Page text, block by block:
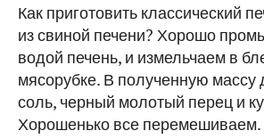
Как приготовить классический
из свиной печени? Хорошо
водой печень, и измельчаем в
мясорубке. В полученную
соль, черный молотый перец и
Хорошенько все перемешиваем.